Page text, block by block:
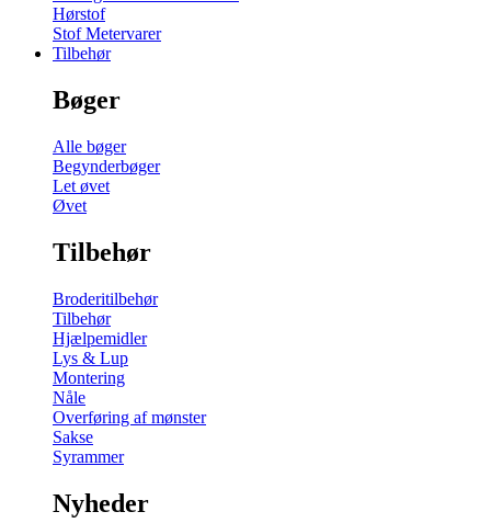
Hørstof
Stof Metervarer
Tilbehør
Bøger
Alle bøger
Begynderbøger
Let øvet
Øvet
Tilbehør
Broderitilbehør
Tilbehør
Hjælpemidler
Lys & Lup
Montering
Nåle
Overføring af mønster
Sakse
Syrammer
Nyheder